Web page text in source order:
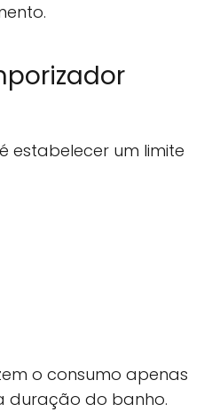
estabelecer um limite
o consumo apenas
duração do banho.